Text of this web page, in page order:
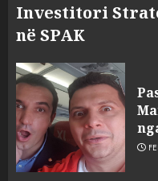
Investitori
në SPAK